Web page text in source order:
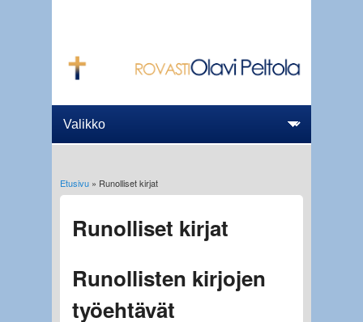
Olet täällä
Etusivu» Runolliset kirjat
Runolliset kirjat
Runollisten kirjojen
työehtävät